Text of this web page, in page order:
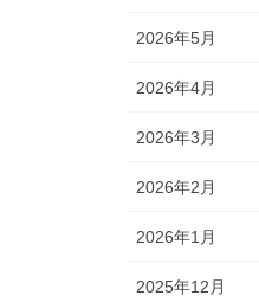
2026年5月
2026年4月
2026年3月
2026年2月
2026年1月
2025年12月